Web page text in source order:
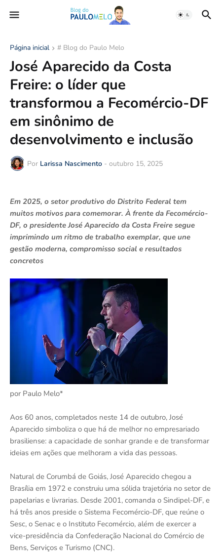
Página inicial # Blog do Paulo Melo
José Aparecido da Costa
Freire: o líder que
transformou a Fecomércio-DF
em sinônimo de
desenvolvimento e inclusão
Por Larissa Nascimento - outubro 15, 2025
Em 2025, o setor produtivo do Distrito Federal tem
muitos motivos para comemorar. À frente da Fecomércio-
DF, o presidente José Aparecido da Costa Freire segue
imprimindo um ritmo de trabalho exemplar, que une
gestão moderna, compromisso social e resultados
concretos
por Paulo Melo*
Aos 60 anos, completados neste 14 de outubro, José
Aparecido simboliza o que há de melhor no empresariado
brasiliense: a capacidade de sonhar grande e de transformar
ideias em ações que melhoram a vida das pessoas.
Natural de Corumbá de Goiás, José Aparecido chegou a
Brasília em 1972 e construiu uma sólida trajetória no setor de
papelarias e livrarias. Desde 2001, comanda o Sindipel-DF, e
há três anos preside o Sistema Fecomércio-DF, que reúne o
Sesc, o Senac e o Instituto Fecomércio, além de exercer a
vice-presidência da Confederação Nacional do Comércio de
Bens, Serviços e Turismo (CNC).